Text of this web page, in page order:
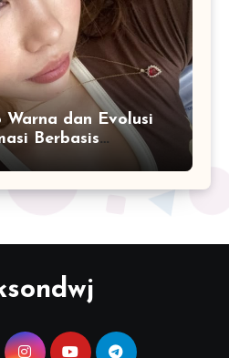
dan Evolusi
Berbasis